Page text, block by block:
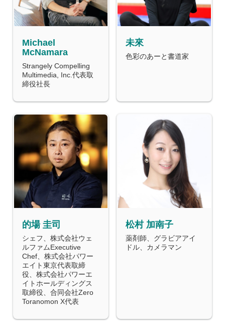
Michael
McNamara
Strangely Compelling
Multimedia, Inc.代表取
締役社長
未來
色彩のあーと書道家
的場 圭司
シェフ、株式会社ウェ
ルファムExecutive
Chef、株式会社パワー
エイト東京代表取締
役、株式会社パワーエ
イトホールディングス
取締役、合同会社Zero
Toranomon X代表
松村 加南子
薬剤師、グラビアアイ
ドル、カメラマン